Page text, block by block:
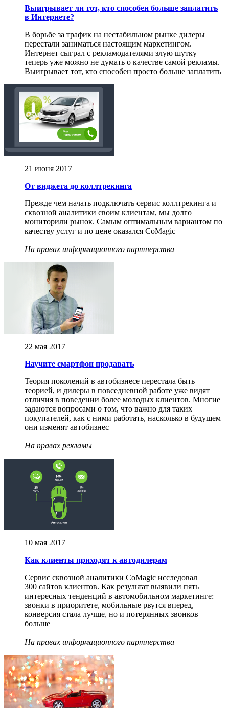
Выигрывает ли тот, кто способен больше заплатить
в Интернете?
В борьбе за трафик на нестабильном рынке дилеры
перестали заниматься настоящим маркетингом.
Интернет сыграл c рекламодателями злую шутку –
теперь уже можно не думать о качестве самой рекламы.
Выигрывает тот, кто способен просто больше заплатить
21 июня 2017
От виджета до коллтрекинга
Прежде чем начать подключать сервис коллтрекинга и
сквозной аналитики своим клиентам, мы долго
мониторили рынок. Самым оптимальным вариантом по
качеству услуг и по цене оказался CoMagic
На правах информационного партнерства
22 мая 2017
Научите смартфон продавать
Теория поколений в автобизнесе перестала быть
теорией, и дилеры в повседневной работе уже видят
отличия в поведении более молодых клиентов. Многие
задаются вопросами о том, что важно для таких
покупателей, как с ними работать, насколько в будущем
они изменят автобизнес
На правах рекламы
10 мая 2017
Как клиенты приходят к автодилерам
Сервис сквозной аналитики CoMagic исследовал
300 сайтов клиентов. Как результат выявили пять
интересных тенденций в автомобильном маркетинге:
звонки в приоритете, мобильные рвутся вперед,
конверсия стала лучше, но и потерянных звонков
больше
На правах информационного партнерства